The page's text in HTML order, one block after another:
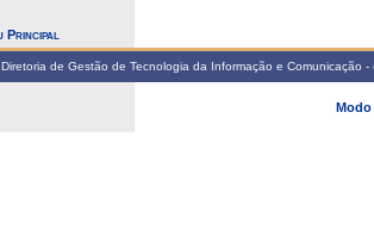
Principal
de Gestão de Tecnologia da Informação e
Modo